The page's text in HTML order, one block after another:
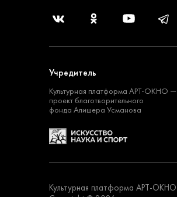
Учредитель
Культурная платформа АРТ-ОКНО —
проект благотворительного
фонда Алишера Усманова
Культурная платформа АРТ-ОКНО